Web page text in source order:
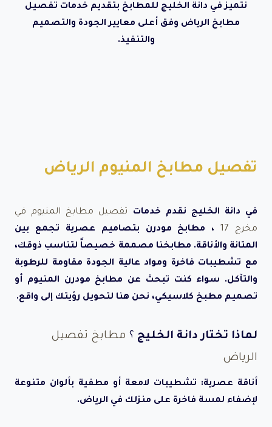
نتميز في دانة الخليج للمطابخ بتقديم خدمات تفصيل
مطابخ الرياض وفق أعلى معايير الجودة والتصميم
والتنفيذ.
تفصيل مطابخ المنيوم الرياض
في دانة الخليج نقدم خدمات تفصيل مطابخ المنيوم في
مخرج 17
، مطابخ مودرن بتصاميم عصرية تجمع بين
المتانة والأناقة. مطابخنا مصممة خصيصاً لتناسب ذوقك،
مع تشطيبات فاخرة ومواد عالية الجودة مقاومة للرطوبة
والتآكل. سواء كنت تبحث عن مطابخ مودرن المنيوم أو
تصميم مطبخ كلاسيكي، نحن هنا لتحويل رؤيتك إلى واقع.
لماذا تختار دانة الخليج ؟ مطابخ تفصيل
الرياض
أناقة عصرية: تشطيبات لامعة أو مطفية بألوان متنوعة
لإضفاء لمسة فاخرة على منزلك في الرياض.